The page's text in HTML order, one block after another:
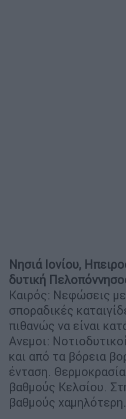
Νησιά Ιονίου,
δυτική
Καιρός: Νεφώσεις
σποραδικές
πιθανώς να είναι
Ανεμοι:
και από τα βόρεια
ένταση.
βαθμούς Κελσίου.
βαθμούς χαμηλότερη.